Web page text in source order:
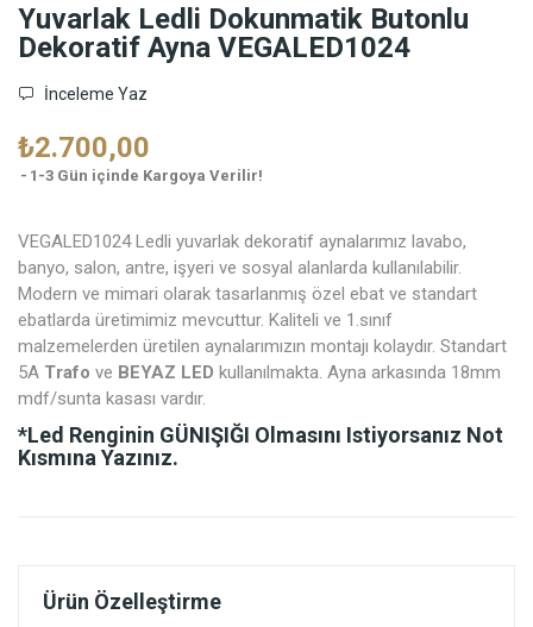
Yuvarlak Ledli Dokunmatik Butonlu
Dekoratif Ayna VEGALED1024
İnceleme Yaz
₺2.700,00
1-3 Gün içinde Kargoya Verilir!
VEGALED1024 Ledli yuvarlak dekoratif aynalarımız lavabo,
banyo, salon, antre, işyeri ve sosyal alanlarda kullanılabilir.
Modern ve mimari olarak tasarlanmış özel ebat ve standart
ebatlarda üretimimiz mevcuttur. Kaliteli ve 1.sınıf
malzemelerden üretilen aynalarımızın montajı kolaydır. Standart
5A Trafo ve BEYAZ LED kullanılmakta. Ayna arkasında 18mm
mdf/sunta kasası vardır.
*Led Renginin GÜNIŞIĞI Olmasını Istiyorsanız Not
Kısmına Yazınız.
Ürün Özelleştirme